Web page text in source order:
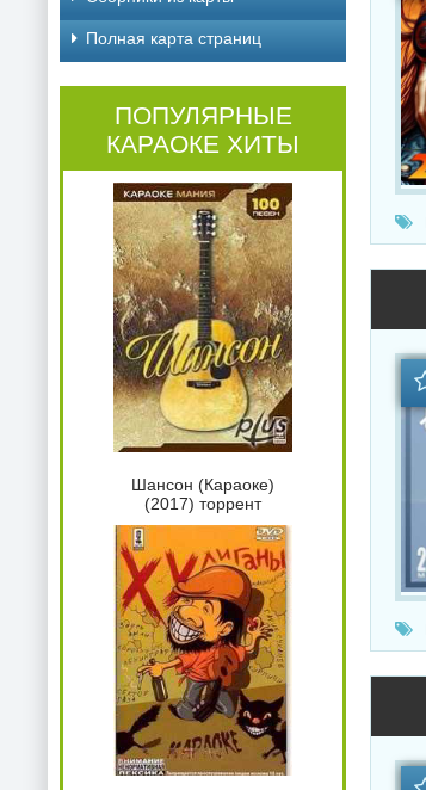
Полная карта страниц
ПОПУЛЯРНЫЕ
КАРАОКЕ ХИТЫ
Шансон (Караоке)
(2017) торрент